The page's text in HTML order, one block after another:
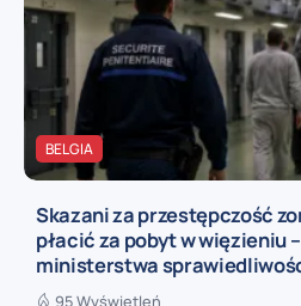
BELGIA
Skazani za przestępczość
płacić za pobyt w więzieniu
ministerstwa
95 Wyświetleń